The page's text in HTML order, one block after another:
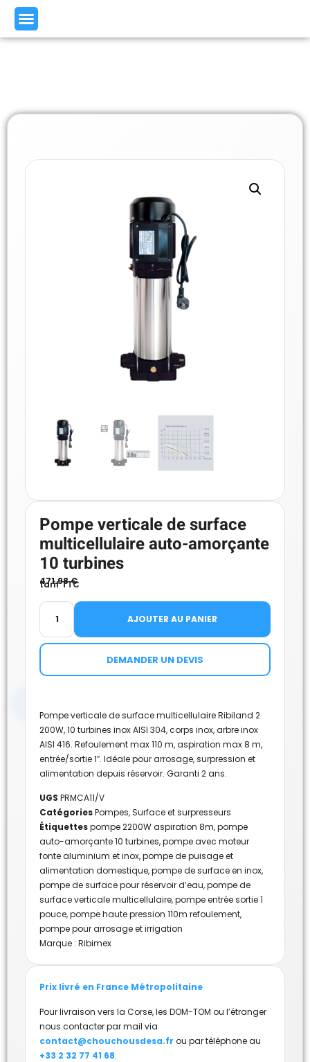
Pompe verticale de surface
multicellulaire auto-amorçante
10 turbines
471.98€
tarif TTC
AJOUTER AU PANIER
DEMANDER UN DEVIS
Pompe verticale de surface multicellulaire Ribiland 2
200W, 10 turbines inox AISI 304, corps inox, arbre inox
AISI 416. Refoulement max 110 m, aspiration max 8 m,
entrée/sortie 1″. Idéale pour arrosage, surpression et
alimentation depuis réservoir. Garanti 2 ans.
UGS PRMCA11/V
CatégoriesPompes,Surface et surpresseurs
Étiquettespompe 2200W aspiration 8m,pompe
auto-amorçante 10 turbines,pompe avec moteur
fonte aluminium et inox,pompe de puisage et
alimentation domestique,pompe de surface en inox,
pompe de surface pour réservoir d’eau,pompe de
surface verticale multicellulaire,pompe entrée sortie 1
pouce,pompe haute pression 110m refoulement,
pompe pour arrosage et irrigation
Marque : Ribimex
Prix livré en France Métropolitaine
Pour livraison vers la Corse, les DOM-TOM ou l’étranger
nous contacter par mail via
contact@chouchousdesa.fr ou par téléphone au
+33 2 32 77 41 68.